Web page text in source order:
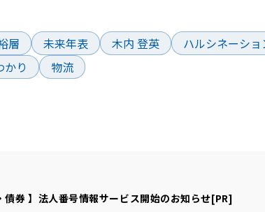
層 未来年表 木内 登英
ハルシネーショ
り 物流
債券 】法人番号情報サービス開始のお知らせ[PR]